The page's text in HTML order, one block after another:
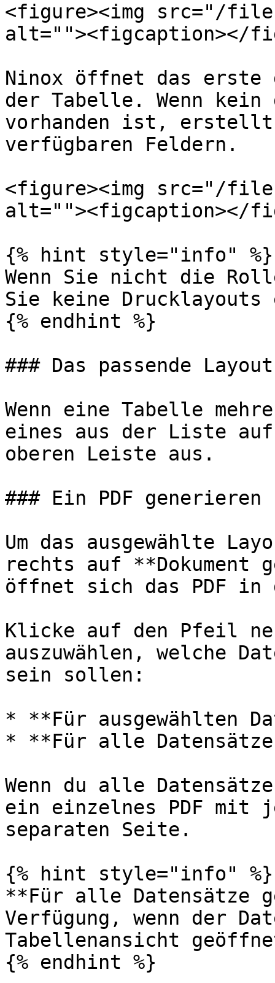
<figure><img src="/files/
alt=""><figcaption></
Ninox öffnet das erste
der Tabelle. Wenn kein
vorhanden ist,
verfügbaren Feldern.
<figure><img src="/
alt=""><figcaption></
{% hint style="info" %}
Wenn Sie nicht die
Sie keine
{% endhint %}
### Das passende
Wenn eine Tabelle
eines aus der Liste
oberen Leiste aus.
### Ein PDF generieren
Um das ausgewählte
rechts auf **Dokument
öffnet sich das PDF in
Klicke auf den Pfeil
auszuwählen, welche
sein sollen:
* **Für ausgewählten
* **Für alle
Wenn du alle
ein einzelnes PDF mit
separaten Seite.
{% hint style="info" %}
**Für alle Datensätze
Verfügung, wenn der
Tabellenansicht
{% endhint %}